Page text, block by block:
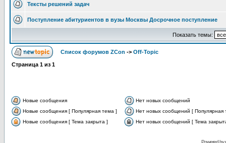
Тексты решений задач
Поступление абитуриентов в вузы Москвы Досрочное поступление
Показать темы:
Список форумов ZCon -> Off-Topic
Страница 1 из 1
Новые сообщения
Нет новых сообщений
Новые сообщения [ Популярная тема ]
Нет новых сообщений [ Популярная
Новые сообщения [ Тема закрыта ]
Нет новых сообщений [ Тема
Powered by